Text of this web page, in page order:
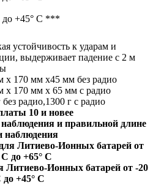
до +45° C ***
устойчивость к ударам и
выдерживает падение с 2 м
x 170 мм x45 мм без радио
x 170 мм x 65 мм с радио
без радио,1300 г с радио
10 и новее
и правильной длине
наблюдения
Литиево-Ионных батарей от
C до +65° C
Литиево-Ионных батарей от -20
до +45° C